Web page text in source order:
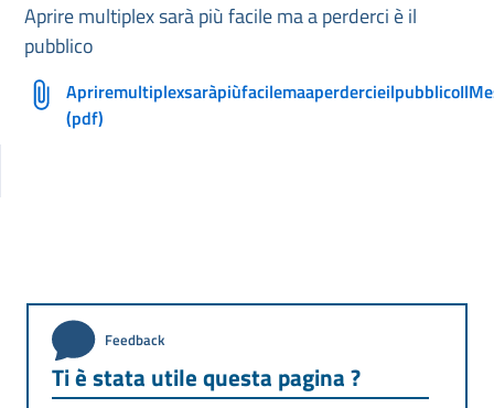
Aprire multiplex sarà più facile ma a perderci è il
pubblico
(pdf)
Feedback
Ti è stata utile questa pagina ?